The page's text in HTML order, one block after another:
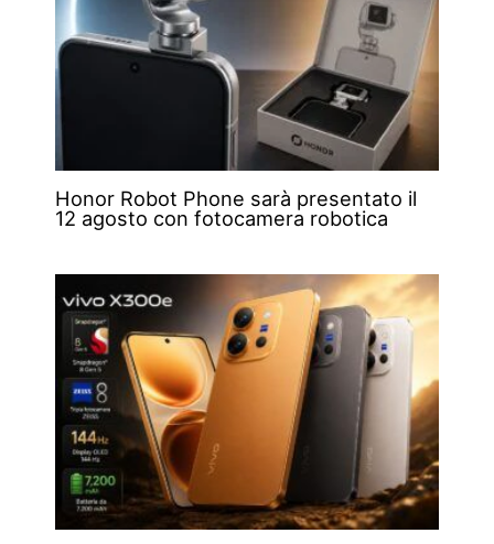
Honor Robot Phone sarà presentato il
12 agosto con fotocamera robotica